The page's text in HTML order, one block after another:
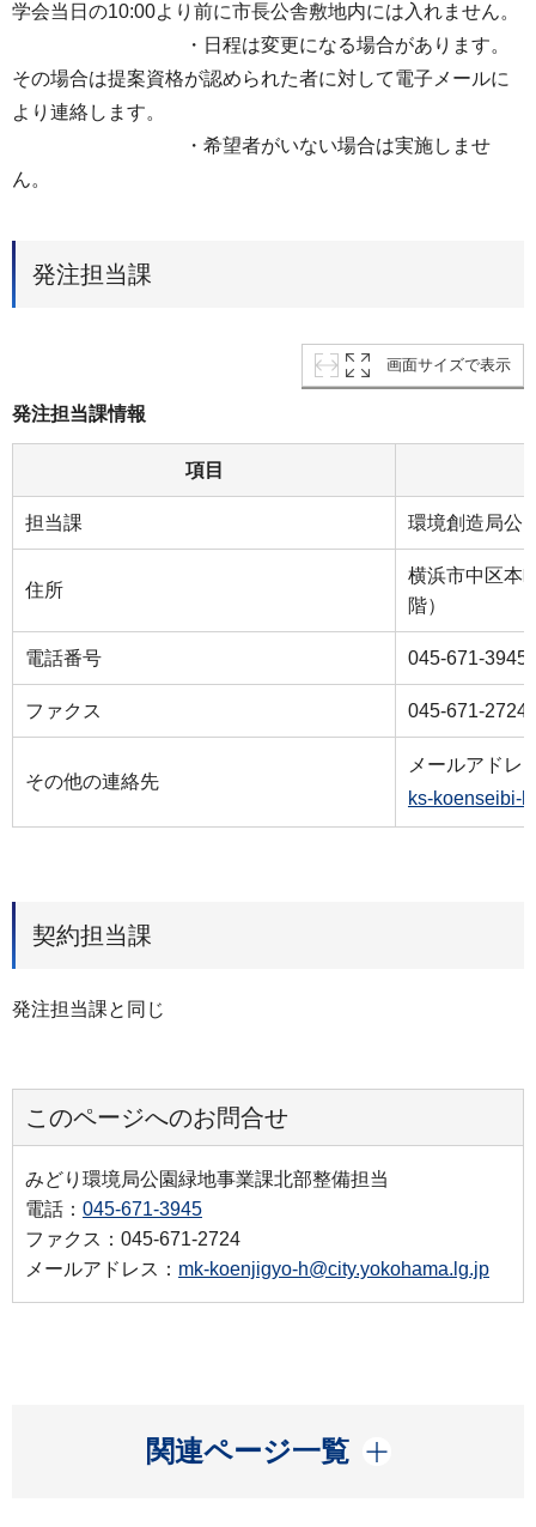
学会当日の10:00より前に市長公舎敷地内には入れません。
・日程は変更になる場合があります。
その場合は提案資格が認められた者に対して電子メールに
より連絡します。
・希望者がいない場合は実施しませ
ん。
発注担当課
画面サイズで表示
発注担当課情報
項目
担当課 環境創造局公
住所
横浜市中区本
階）
電話番号 045-671-3945
ファクス 045-671-2724
その他の連絡先
メールアドレ
ks-koenseibi-
契約担当課
発注担当課と同じ
このページへのお問合せ
みどり環境局公園緑地事業課北部整備担当
電話： 045-671-3945
ファクス：045-671-2724
メールアドレス： mk-koenjigyo-h@city.yokohama.lg.jp
関連ページ一覧
開く